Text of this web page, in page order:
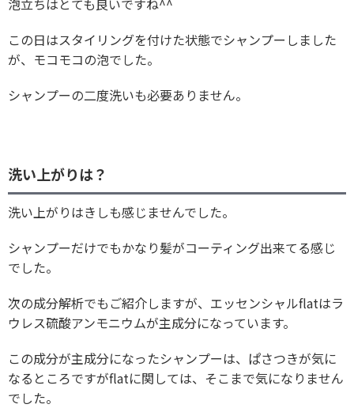
この日はスタイリングを付けた状態でシャンプーしました
が、モコモコの泡でした。
シャンプーの二度洗いも必要ありません。
洗い上がりは？
洗い上がりはきしも感じませんでした。
シャンプーだけでもかなり髪がコーティング出来てる感じ
でした。
次の成分解析でもご紹介しますが、エッセンシャルflatはラ
ウレス硫酸アンモニウムが主成分になっています。
この成分が主成分になったシャンプーは、ぱさつきが気に
なるところですがflatに関しては、そこまで気になりません
でした。